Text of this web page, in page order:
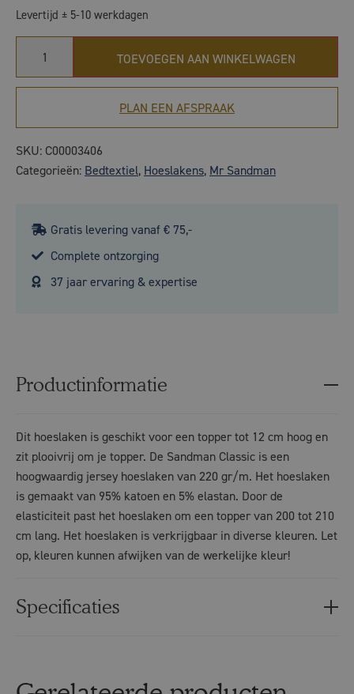
Levertijd ± 5-10 werkdagen
TOEVOEGEN AAN WINKELWAGEN
PLAN EEN AFSPRAAK
SKU: C00003406
Categorieën: Bedtextiel, Hoeslakens, Mr Sandman
Gratis levering vanaf € 75,-
Complete ontzorging
37 jaar ervaring & expertise
Productinformatie
Dit hoeslaken is geschikt voor een topper tot 12 cm hoog en
zit plooivrij om je topper. De Sandman Classic is een
hoogwaardig jersey hoeslaken van 220 gr/m. Het hoeslaken
is gemaakt van 95% katoen en 5% elastan. Door de
elasticiteit past het hoeslaken om een topper van 200 tot 210
cm lang. Het hoeslaken is verkrijgbaar in diverse kleuren. Let
op, kleuren kunnen afwijken van de werkelijke kleur!
Specificaties